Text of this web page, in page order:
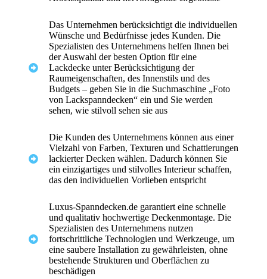
Das Unternehmen berücksichtigt die individuellen
Wünsche und Bedürfnisse jedes Kunden. Die
Spezialisten des Unternehmens helfen Ihnen bei
der Auswahl der besten Option für eine
Lackdecke unter Berücksichtigung der
Raumeigenschaften, des Innenstils und des
Budgets – geben Sie in die Suchmaschine „Foto
von Lackspanndecken“ ein und Sie werden
sehen, wie stilvoll sehen sie aus
Die Kunden des Unternehmens können aus einer
Vielzahl von Farben, Texturen und Schattierungen
lackierter Decken wählen. Dadurch können Sie
ein einzigartiges und stilvolles Interieur schaffen,
das den individuellen Vorlieben entspricht
Luxus-Spanndecken.de garantiert eine schnelle
und qualitativ hochwertige Deckenmontage. Die
Spezialisten des Unternehmens nutzen
fortschrittliche Technologien und Werkzeuge, um
eine saubere Installation zu gewährleisten, ohne
bestehende Strukturen und Oberflächen zu
beschädigen